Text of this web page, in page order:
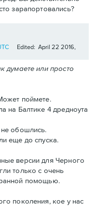
зарапортовались?
Edited: April 22 2016,
думаете или просто
поймете.
на Балтике 4 дредноута
обошлись.
еще до спуска.
версии для Черного
только с очень
помощью.
поколения, кое у нас